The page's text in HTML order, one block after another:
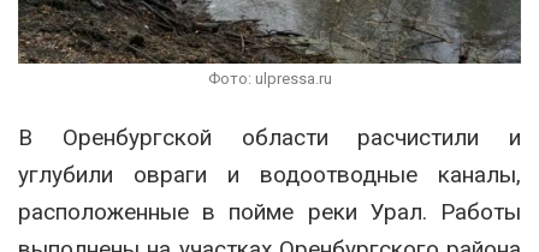
Фото: ulpressa.ru
В Оренбургской области расчистили и
углубили овраги и водоотводные каналы,
расположенные в пойме реки Урал. Работы